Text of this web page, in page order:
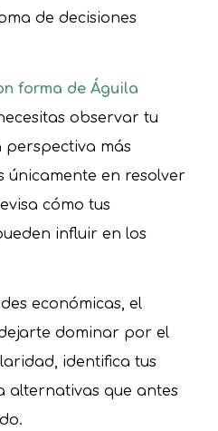
de decisiones
forma de Águila
observar tu
perspectiva más
únicamente en resolver
cómo tus
influir en los
económicas, el
dominar por el
identifica tus
alternativas que antes